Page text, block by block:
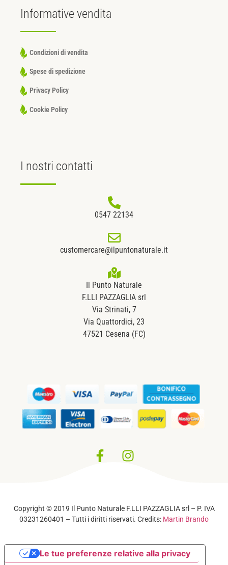
Informative vendita
Condizioni di vendita
Spese di spedizione
Privacy Policy
Cookie Policy
I nostri contatti
0547 22134
customercare@ilpuntonaturale.it
Il Punto Naturale
F.LLI PAZZAGLIA srl
Via Strinati, 7
Via Quattordici, 23
47521 Cesena (FC)
Copyright © 2019 Il Punto Naturale F.LLI PAZZAGLIA srl – P. IVA
03231260401 – Tutti i diritti riservati. Credits: Martin Brando
Le tue preferenze relative alla privacy